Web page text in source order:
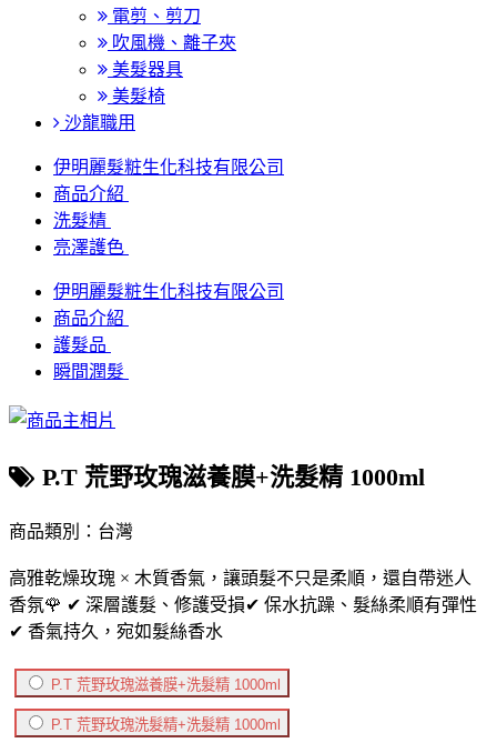
電剪、剪刀
吹風機、離子夾
美髮器具
美髮椅
沙龍職用
伊明麗髮粧生化科技有限公司
商品介紹
洗髮精
亮澤護色
伊明麗髮粧生化科技有限公司
商品介紹
護髮品
瞬間潤髮
P.T 荒野玫瑰滋養膜+洗髮精 1000ml
商品類別：台灣
高雅乾燥玫瑰 × 木質香氣，讓頭髮不只是柔順，還自帶迷人
香氛🌹 ✔ 深層護髮、修護受損✔ 保水抗躁、髮絲柔順有彈性
✔ 香氣持久，宛如髮絲香水
P.T 荒野玫瑰滋養膜+洗髮精 1000ml
P.T 荒野玫瑰洗髮精+洗髮精 1000ml